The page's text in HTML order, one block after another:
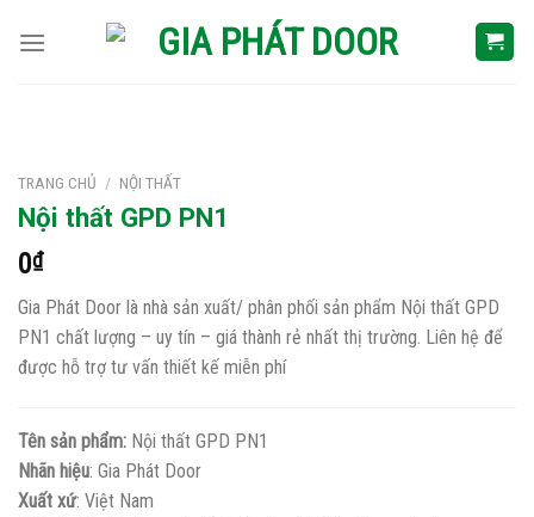
TRANG CHỦ / NỘI THẤT
Nội thất GPD PN1
0₫
Gia Phát Door là nhà sản xuất/ phân phối sản phẩm Nội thất GPD
PN1 chất lượng – uy tín – giá thành rẻ nhất thị trường. Liên hệ để
được hỗ trợ tư vấn thiết kế miễn phí
Tên sản phẩm: Nội thất GPD PN1
Nhãn hiệu: Gia Phát Door
Xuất xứ: Việt Nam